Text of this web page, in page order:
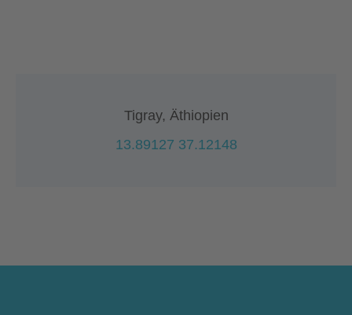
Tigray, Äthiopien
13.89127 37.12148